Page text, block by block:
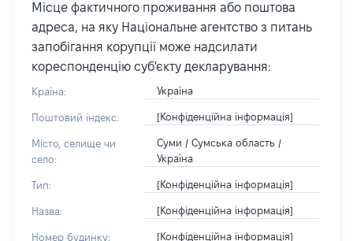
Місце фактичного проживання або поштова
адреса, на яку Національне агентство з питань
запобігання корупції може надсилати
кореспонденцію суб'єкту декларування:
Країна: Україна
Поштовий індекс: [Конфіденційна інформація]
Місто, селище чи
село:
Суми / Сумська область /
Україна
Тип: [Конфіденційна інформація]
Назва: [Конфіденційна інформація]
Номер будинку: [Конфіденційна інформація]